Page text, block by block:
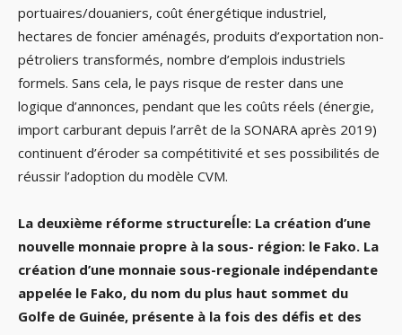
portuaires/douaniers, coût énergétique industriel,
hectares de foncier aménagés, produits d’exportation non-
pétroliers transformés, nombre d’emplois industriels
formels. Sans cela, le pays risque de rester dans une
logique d’annonces, pendant que les coûts réels (énergie,
import carburant depuis l’arrêt de la SONARA après 2019)
continuent d’éroder sa compétitivité et ses possibilités de
réussir l’adoption du modèle CVM.
La deuxième réforme structureĺle: La création d’une
nouvelle monnaie propre à la sous- région: le Fako. La
création d’une monnaie sous-regionale indépendante
appelée le Fako, du nom du plus haut sommet du
Golfe de Guinée, présente à la fois des défis et des